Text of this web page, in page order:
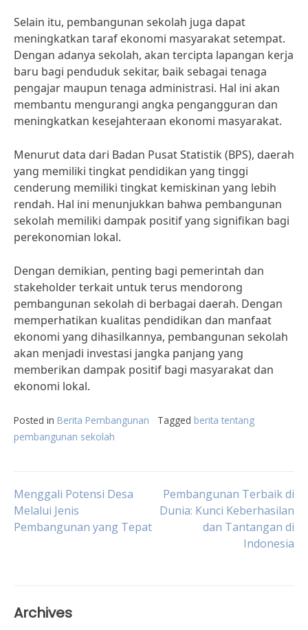
Selain itu, pembangunan sekolah juga dapat
meningkatkan taraf ekonomi masyarakat setempat.
Dengan adanya sekolah, akan tercipta lapangan kerja
baru bagi penduduk sekitar, baik sebagai tenaga
pengajar maupun tenaga administrasi. Hal ini akan
membantu mengurangi angka pengangguran dan
meningkatkan kesejahteraan ekonomi masyarakat.
Menurut data dari Badan Pusat Statistik (BPS), daerah
yang memiliki tingkat pendidikan yang tinggi
cenderung memiliki tingkat kemiskinan yang lebih
rendah. Hal ini menunjukkan bahwa pembangunan
sekolah memiliki dampak positif yang signifikan bagi
perekonomian lokal.
Dengan demikian, penting bagi pemerintah dan
stakeholder terkait untuk terus mendorong
pembangunan sekolah di berbagai daerah. Dengan
memperhatikan kualitas pendidikan dan manfaat
ekonomi yang dihasilkannya, pembangunan sekolah
akan menjadi investasi jangka panjang yang
memberikan dampak positif bagi masyarakat dan
ekonomi lokal.
Posted in Berita Pembangunan Tagged berita tentang
pembangunan sekolah
Post
navigation
Menggali Potensi Desa
Melalui Jenis
Pembangunan yang Tepat
Pembangunan Terbaik di
Dunia: Kunci Keberhasilan
dan Tantangan di
Indonesia
Archives